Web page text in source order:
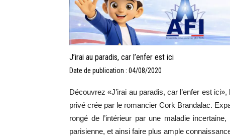
J’irai au paradis, car l’enfer est ici
Date de publication : 04/08/2020
Découvrez «J’irai au paradis, car l’enfer est
privé crée par le romancier Cork Brandalac.
rongé de l’intérieur par une maladie
parisienne, et ainsi faire plus ample